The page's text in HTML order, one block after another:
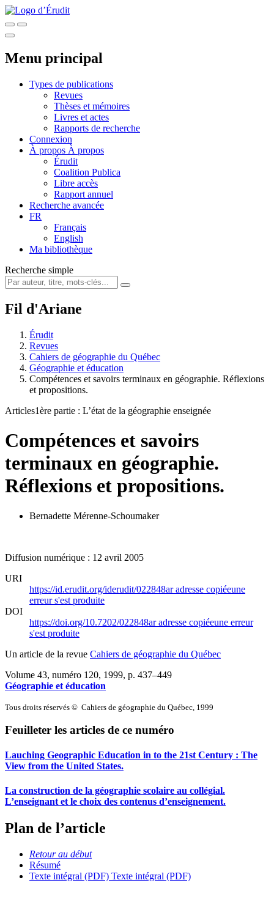
Menu principal
Types de publications
Revues
Thèses et mémoires
Livres et actes
Rapports de recherche
Connexion
À propos À propos
Érudit
Coalition Publica
Libre accès
Rapport annuel
Recherche avancée
FR
Français
English
Ma bibliothèque
Recherche simple
Fil d'Ariane
Érudit
Revues
Cahiers de géographie du Québec
Géographie et éducation
Compétences et savoirs terminaux en géographie. Réflexions
et propositions.
Articles1ère partie : L’état de la géographie enseignée
Compétences et savoirs
terminaux en géographie.
Réflexions et propositions.
Bernadette Mérenne-Schoumaker
Diffusion numérique : 12 avril 2005
URI
https://id.erudit.org/iderudit/022848aradresse copiéeune
erreur s'est produite
DOI
https://doi.org/10.7202/022848aradresse copiéeune erreur
s'est produite
Un article de la revue Cahiers de géographie du Québec
Volume 43, numéro 120, 1999, p. 437–449
Géographie et éducation
Tous droits réservés © Cahiers de géographie du Québec, 1999
Feuilleter les articles de ce numéro
Lauching Geographic Education in to the 21st Century : The
View from the United States.
La construction de la géographie scolaire au collégial.
L’enseignant et le choix des contenus d’enseignement.
Plan de l’article
Retour au début
Résumé
Texte intégral (PDF) Texte intégral (PDF)